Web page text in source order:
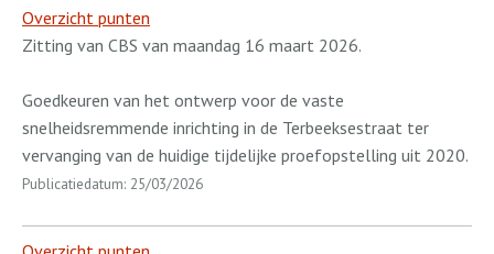
Overzicht punten
Zitting van CBS van maandag 16 maart 2026.
Goedkeuren van het ontwerp voor de vaste
snelheidsremmende inrichting in de Terbeeksestraat ter
vervanging van de huidige tijdelijke proefopstelling uit 2020.
Publicatiedatum: 25/03/2026